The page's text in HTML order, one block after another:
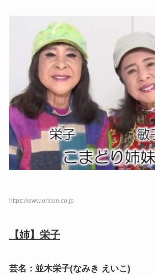
https://www.oricon.co.jp
【姉】栄子
芸名：並木栄子(なみき えいこ)